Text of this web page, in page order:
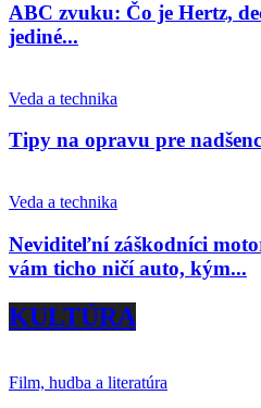
ABC zvuku: Čo je Hertz,
jediné...
Veda a technika
Tipy na opravu pre
Veda a technika
Neviditeľní záškodníci
vám ticho ničí auto, kým...
KULTÚRA
Film, hudba a literatúra